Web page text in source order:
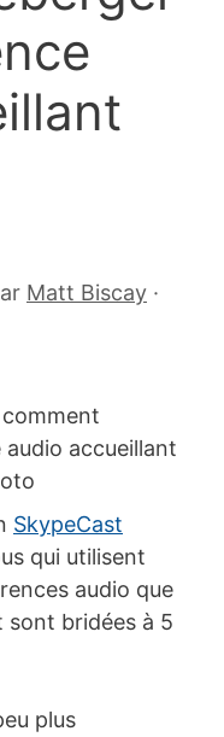
Matt Biscay ·
SkypeCast
qui utilisent
audio que
sont bridées à 5
plus